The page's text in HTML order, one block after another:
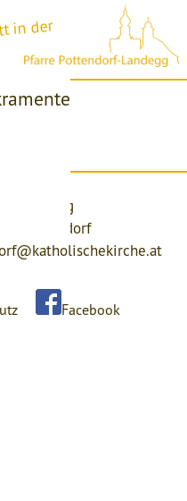
in der
Landegg
Pottendorf
Facebook